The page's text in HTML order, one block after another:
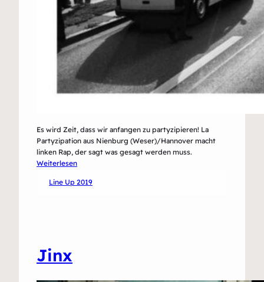
Es wird Zeit, dass wir anfangen zu partyzipieren! La
Partyzipation aus Nienburg (Weser)/Hannover macht
linken Rap, der sagt was gesagt werden muss.
Weiterlesen:
Partyzipation
Line Up 2019
Jinx